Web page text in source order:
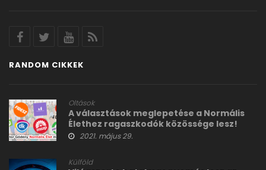
RANDOM CIKKEK
Oltások
A választások meglepetése a Normális
Élethez ragaszkodók közössége lesz!
2021. május 29.
Külföld